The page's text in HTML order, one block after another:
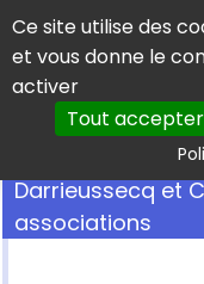
Panneau de gestion
Ce site utilise des
et vous donne le
activer
Tout accepter
Darrieussecq et
associations